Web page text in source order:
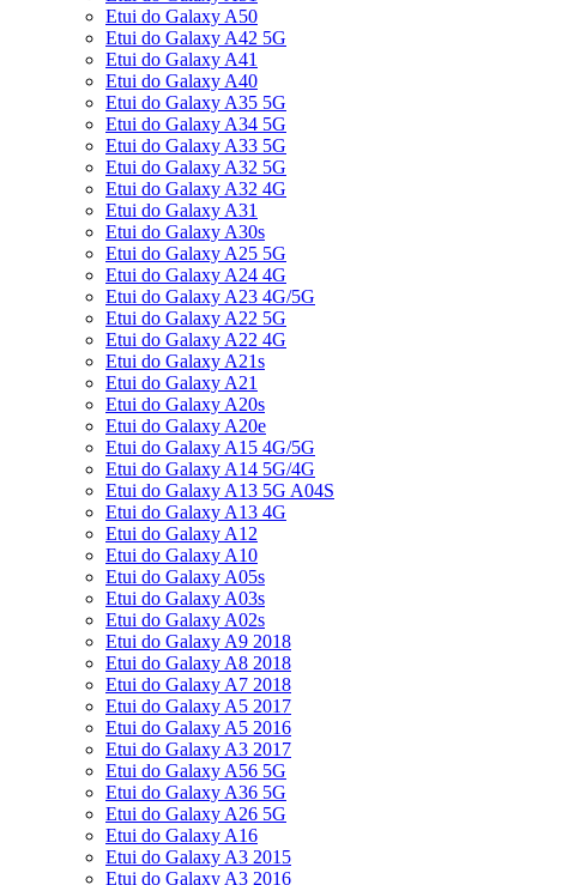
Etui do Galaxy A50
Etui do Galaxy A42 5G
Etui do Galaxy A41
Etui do Galaxy A40
Etui do Galaxy A35 5G
Etui do Galaxy A34 5G
Etui do Galaxy A33 5G
Etui do Galaxy A32 5G
Etui do Galaxy A32 4G
Etui do Galaxy A31
Etui do Galaxy A30s
Etui do Galaxy A25 5G
Etui do Galaxy A24 4G
Etui do Galaxy A23 4G/5G
Etui do Galaxy A22 5G
Etui do Galaxy A22 4G
Etui do Galaxy A21s
Etui do Galaxy A21
Etui do Galaxy A20s
Etui do Galaxy A20e
Etui do Galaxy A15 4G/5G
Etui do Galaxy A14 5G/4G
Etui do Galaxy A13 5G A04S
Etui do Galaxy A13 4G
Etui do Galaxy A12
Etui do Galaxy A10
Etui do Galaxy A05s
Etui do Galaxy A03s
Etui do Galaxy A02s
Etui do Galaxy A9 2018
Etui do Galaxy A8 2018
Etui do Galaxy A7 2018
Etui do Galaxy A5 2017
Etui do Galaxy A5 2016
Etui do Galaxy A3 2017
Etui do Galaxy A56 5G
Etui do Galaxy A36 5G
Etui do Galaxy A26 5G
Etui do Galaxy A16
Etui do Galaxy A3 2015
Etui do Galaxy A3 2016